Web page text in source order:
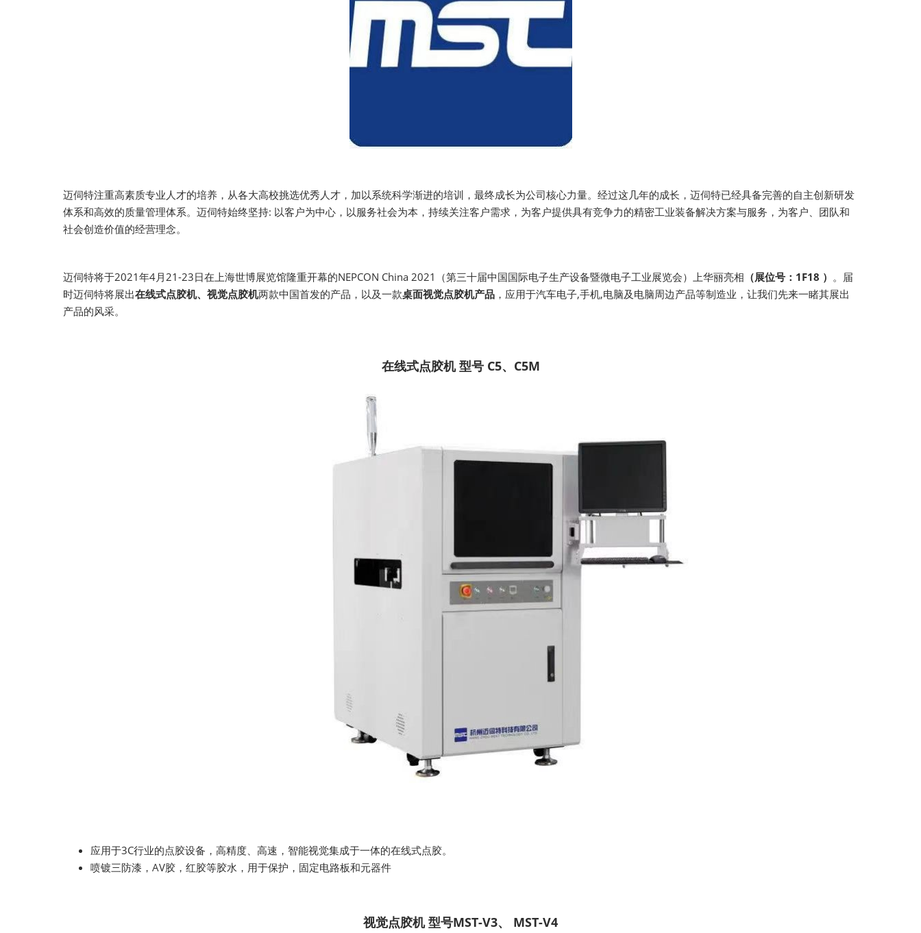
迈伺特注重高素质专业人才的培养，从各大高校挑选优秀人才，加以系统科学渐进的培训，最终成长为公司核心力量。经过这几年的成长，迈伺特已经具备完善的自主创新研发
体系和高效的质量管理体系。迈伺特始终坚持: 以客户为中心，以服务社会为本，持续关注客户需求，为客户提供具有竞争力的精密工业装备解决方案与服务，为客户、团队和
社会创造价值的经营理念。
迈伺特将于2021年4月21-23日在上海世博展览馆隆重开幕的NEPCON China 2021（第三十届中国国际电子生产设备暨微电子工业展览会）上华丽亮相 （展位号：1F18 ） 。届
时迈伺特将展出在线式点胶机、视觉点胶机两款中国首发的产品，以及一款桌面视觉点胶机产品 ，应用于汽车电子,手机,电脑及电脑周边产品等制造业，让我们先来一睹其展出
产品的风采。
在线式点胶机 型号 C5、C5M
应用于3C行业的点胶设备，高精度、高速，智能视觉集成于一体的在线式点胶。
喷镀三防漆，AV胶，红胶等胶水，用于保护，固定电路板和元器件
视觉点胶机 型号MST-V3、 MST-V4